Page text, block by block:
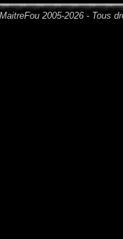
2005-2026 - Tous